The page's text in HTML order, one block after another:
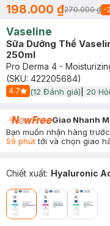
198.000 ₫270.000 ₫ -
Vaseline
Sữa Dưỡng Thể
250ml
Pro Derma 4 -
(SKU: 422205684)
4.7
Start Icon
(12 Đánh giá) 20
Giao Nhanh
Bạn muốn nhận hàng trước
59 phúttới và chọn giao
Chiết xuất: Hyaluronic